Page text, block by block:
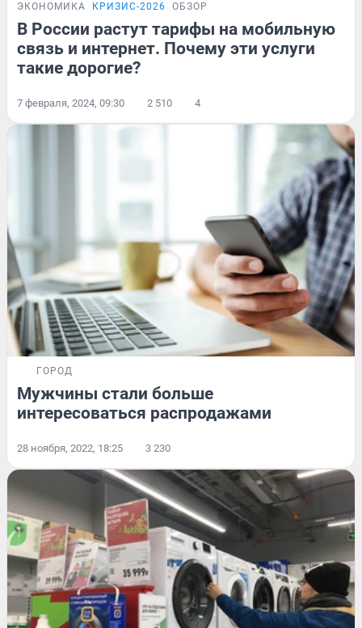
ЭКОНОМИКА КРИЗИС-2026 ОБЗОР
В России растут тарифы на мобильную
связь и интернет. Почему эти услуги
такие дорогие?
7 февраля, 2024, 09:30 2 510 4
ГОРОД
Мужчины стали больше
интересоваться распродажами
28 ноября, 2022, 18:25 3 230